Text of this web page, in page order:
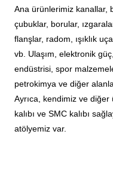
Ana ürünlerimiz kanallar,
çubuklar, borular,
flanşlar, radom, ışıklık
vb. Ulaşım, elektronik
endüstrisi, spor
petrokimya ve diğer
Ayrıca, kendimiz ve
kalıbı ve SMC kalıbı
atölyemiz var.